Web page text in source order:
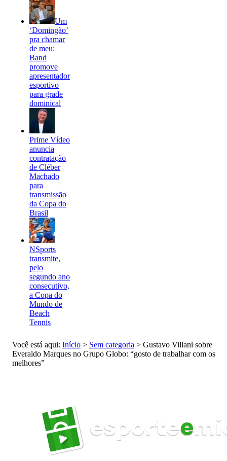
Um
‘Domingão’
pra chamar
de meu:
Band
promove
apresentador
esportivo
para grade
dominical
Prime Vídeo
anuncia
contratação
de Cléber
Machado
para
transmissão
da Copa do
Brasil
NSports
transmite,
pelo
segundo ano
consecutivo,
a Copa do
Mundo de
Beach
Tennis
Você está aqui: Início > Sem categoria > Gustavo Villani sobre
Everaldo Marques no Grupo Globo: “gosto de trabalhar com os
melhores”